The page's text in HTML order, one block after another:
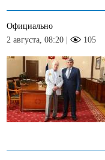
Официально
2 августа, 08:20 |
105